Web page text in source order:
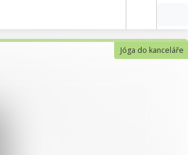
Jóga do kanceláře